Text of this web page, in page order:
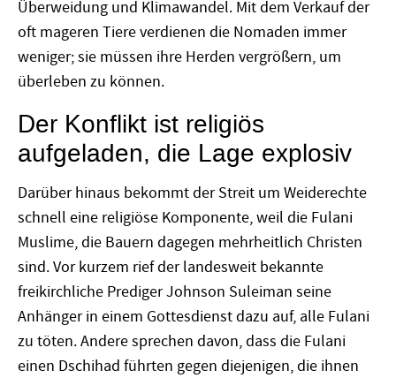
Überweidung und Klimawandel. Mit dem Verkauf der
oft mageren Tiere verdienen die Nomaden immer
weniger; sie müssen ihre Herden vergrößern, um
überleben zu können.
Der Konflikt ist religiös
aufgeladen, die Lage explosiv
Darüber hinaus bekommt der Streit um Weiderechte
schnell eine religiöse Komponente, weil die Fulani
Muslime, die Bauern dagegen mehrheitlich Christen
sind. Vor kurzem rief der landesweit bekannte
freikirchliche Prediger Johnson Suleiman seine
Anhänger in einem Gottesdienst dazu auf, alle Fulani
zu töten. Andere sprechen davon, dass die Fulani
einen Dschihad führten gegen diejenigen, die ihnen